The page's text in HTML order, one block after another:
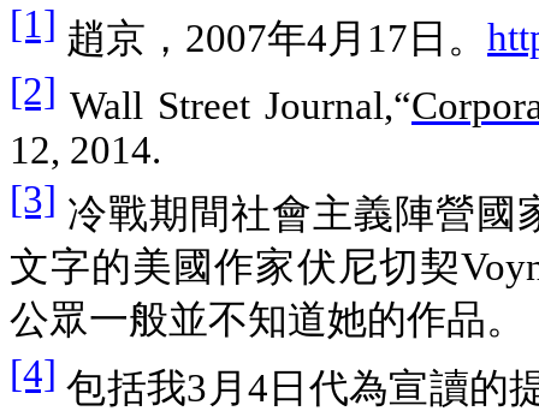
[1] 趙京， 2007年4月 17 日。
[2] Wall Street Journal,“
12, 2014.
[3] 冷戰期間社會主義陣營國
文字的美國作家伏尼切契
公眾一般並不知道她的作品。
[4] 包括我3月4日代為宣讀的